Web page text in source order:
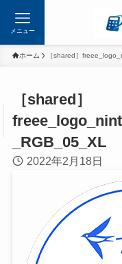
メニュー
ホーム ［shared］
［shared］
_RGB_05_XL
2022年2月18日